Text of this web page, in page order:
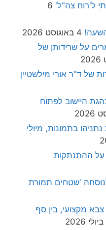
ל'רוח צה"ל' 6
4 באוגוסט 2026
על שרידותן של
של ד"ר אורי מילשטיין
היישוב לפתוח
בתמונות, מיולי
על ההתנתקות
'שטחים תמורת
מקצועי, בין סף